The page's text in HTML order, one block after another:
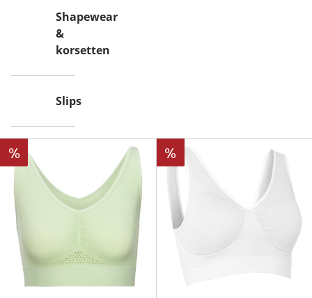
Shapewear
&
korsetten
Slips
% %